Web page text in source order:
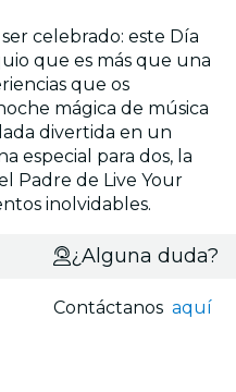
celebrado: este Día
que es más que una
que os
mágica de música
divertida en un
especial para dos, la
Padre de Live Your
inolvidables.
¿Alguna duda?
Contáctanosaquí